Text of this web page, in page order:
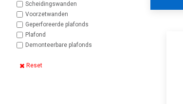
Scheidingswanden
Voorzetwanden
Geperforeerde plafonds
Plafond
Demonteerbare plafonds
Reset